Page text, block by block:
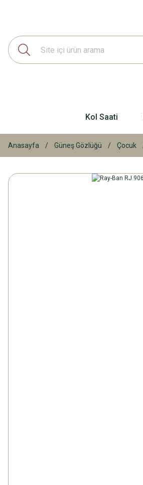
Kol Saati
Anasayfa Güneş Gözlüğü Çocuk